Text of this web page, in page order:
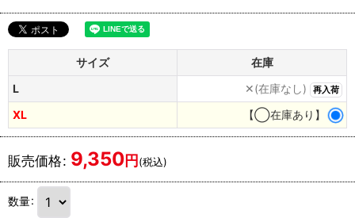
サイズ
在庫
L
✕(在庫なし) 再入荷
XL 【◯在庫あり】
販売価格: 9,350円(税込)
数量: